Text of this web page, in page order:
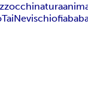
natura
TaiNevischiofiaba